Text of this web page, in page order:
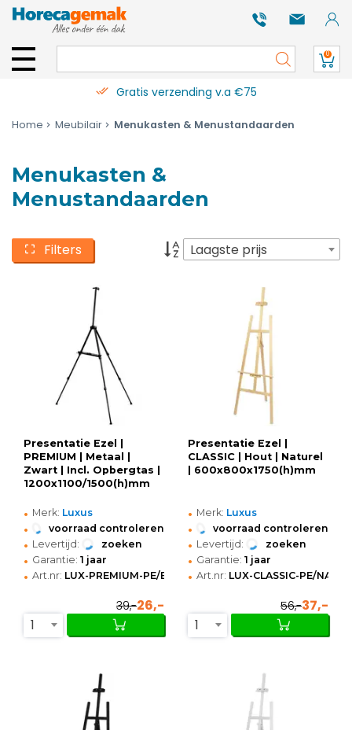
0
Gratis verzending v.a €75
Home Meubilair Menukasten & Menustandaarden
Menukasten &
Menustandaarden
Filters Laagste prijs
Presentatie Ezel |
PREMIUM | Metaal |
Zwart | Incl. Opbergtas |
1200x1100/1500(h)mm
• Merk: Luxus
• voorraad controleren
• Levertijd: zoeken
• Garantie: 1 jaar
• Art.nr: LUX-PREMIUM-PE/BL
39,-26,-
1
Presentatie Ezel |
CLASSIC | Hout | Naturel
| 600x800x1750(h)mm
• Merk: Luxus
• voorraad controleren
• Levertijd: zoeken
• Garantie: 1 jaar
• Art.nr: LUX-CLASSIC-PE/NA
56,-37,-
1